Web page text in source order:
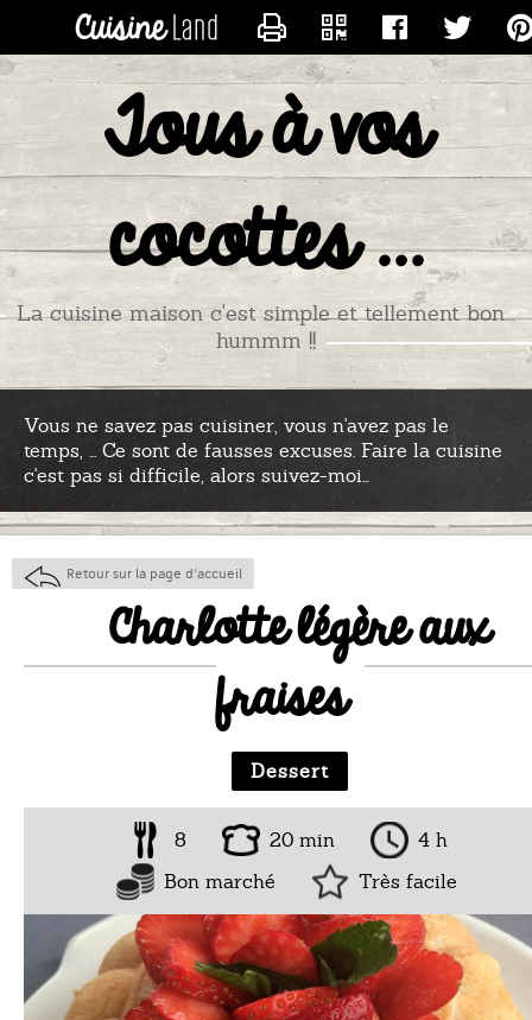
Tous à vos
cocottes ...
La cuisine maison c'est simple et tellement bon...
hummm !!
Vous ne savez pas cuisiner, vous n'avez pas le
temps, ... Ce sont de fausses excuses. Faire la cuisine
c'est pas si difficile, alors suivez-moi...
Retour sur la page d'accueil
Charlotte légère aux
fraises
Dessert
8 20 min
4 h
Bon marché
Très facile
CONTACTER GAZELLE